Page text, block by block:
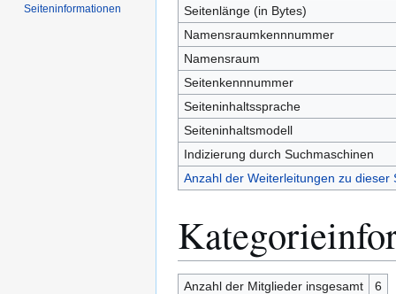
Seitenlänge (in Bytes)
Namensraumkennnummer
Namensraum
Seitenkennnummer
Seiteninhaltssprache
Seiteninhaltsmodell
Indizierung durch Suchmaschinen
Anzahl der Weiterleitungen zu dieser
Anzahl der Mitglieder insgesamt
6
Seiten­­informationen